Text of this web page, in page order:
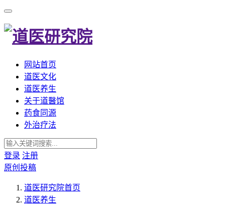
网站首页
道医文化
道医养生
关于道醫馆
药食同源
外治疗法
登录 注册
原创投稿
道医研究院首页
道医养生